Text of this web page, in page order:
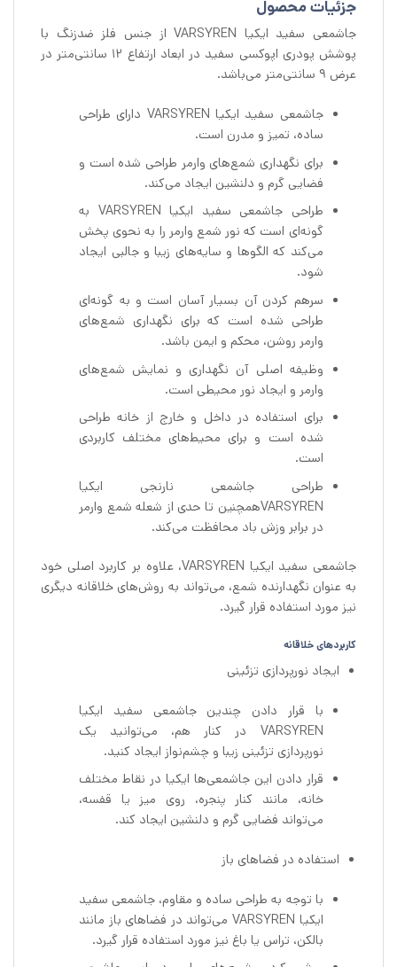
جزئیات محصول
جاشمعی سفید ایکیا VARSYREN از جنس فلز ضدزنگ با
پوشش پودری اپوکسی سفید در ابعاد ارتفاع ۱۲ سانتی‌متر در
عرض ۹ سانتی‌متر می‌باشد.
جاشمعی سفید ایکیا VARSYREN دارای طراحی
ساده، تمیز و مدرن است.
برای نگهداری شمع‌های وارمر طراحی شده است و
فضایی گرم و دلنشین ایجاد می‌کند.
طراحی جاشمعی سفید ایکیا VARSYREN به
گونه‌ای است که نور شمع وارمر را به نحوی پخش
می‌کند که الگوها و سایه‌های زیبا و جالبی ایجاد
شود.
سرهم کردن آن بسیار آسان است و به گونه‌ای
طراحی شده است که برای نگهداری شمع‌های
وارمر روشن، محکم و ایمن باشد.
وظیفه اصلی آن نگهداری و نمایش شمع‌های
وارمر و ایجاد نور محیطی است.
برای استفاده در داخل و خارج از خانه طراحی
شده است و برای محیط‌های مختلف کاربردی
است.
طراحی جاشمعی نارنجی ایکیا
VARSYRENهمچنین تا حدی از شعله شمع وارمر
در برابر وزش باد محافظت می‌کند.
جاشمعی سفید ایکیا VARSYREN، علاوه بر کاربرد اصلی خود
به عنوان نگهدارنده شمع، می‌تواند به روش‌های خلاقانه دیگری
نیز مورد استفاده قرار گیرد.
کاربردهای خلاقانه
ایجاد نورپردازی تزئینی
با قرار دادن چندین جاشمعی سفید ایکیا
VARSYREN در کنار هم، می‌توانید یک
نورپردازی تزئینی زیبا و چشم‌نواز ایجاد کنید.
قرار دادن این جاشمعی‌ها ایکیا در نقاط مختلف
خانه، مانند کنار پنجره، روی میز یا قفسه،
می‌تواند فضایی گرم و دلنشین ایجاد کند.
استفاده در فضاهای باز
با توجه به طراحی ساده و مقاوم، جاشمعی سفید
ایکیا VARSYREN می‌تواند در فضاهای باز مانند
بالکن، تراس یا باغ نیز مورد استفاده قرار گیرد.